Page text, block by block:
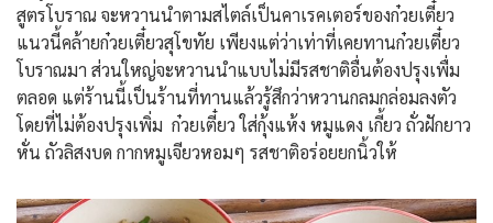
สูตรโบราณ จะหวานนำตามสไตล์เป็นคาเรคเตอร์ของก๋วยเตี๋ยว
แนวนี้คล้ายก๋วยเตี๋ยวสุโขทัย เพียงแต่ว่าเท่าที่เคยทานก๋วยเตี๋ยว
โบราณมา ส่วนใหญ่จะหวานนำแบบไม่มีรสชาติอื่นต้องปรุงเพื่ม
ตลอด แต่ร้านนี้เป็นร้านที่ทานแล้วรู้สึกว่าหวานกลมกล่อมลงตัว
โดยที่ไม่ต้องปรุงเพิ่ม ก๋วยเตี๋ยว ใส่กุ้งแห้ง หมูแดง เกี้ยว ถั่วฝักยาว
หั่น ถัวลิสงบด กากหมูเจียวหอมๆ รสชาติอร่อยยกนิ้วให้